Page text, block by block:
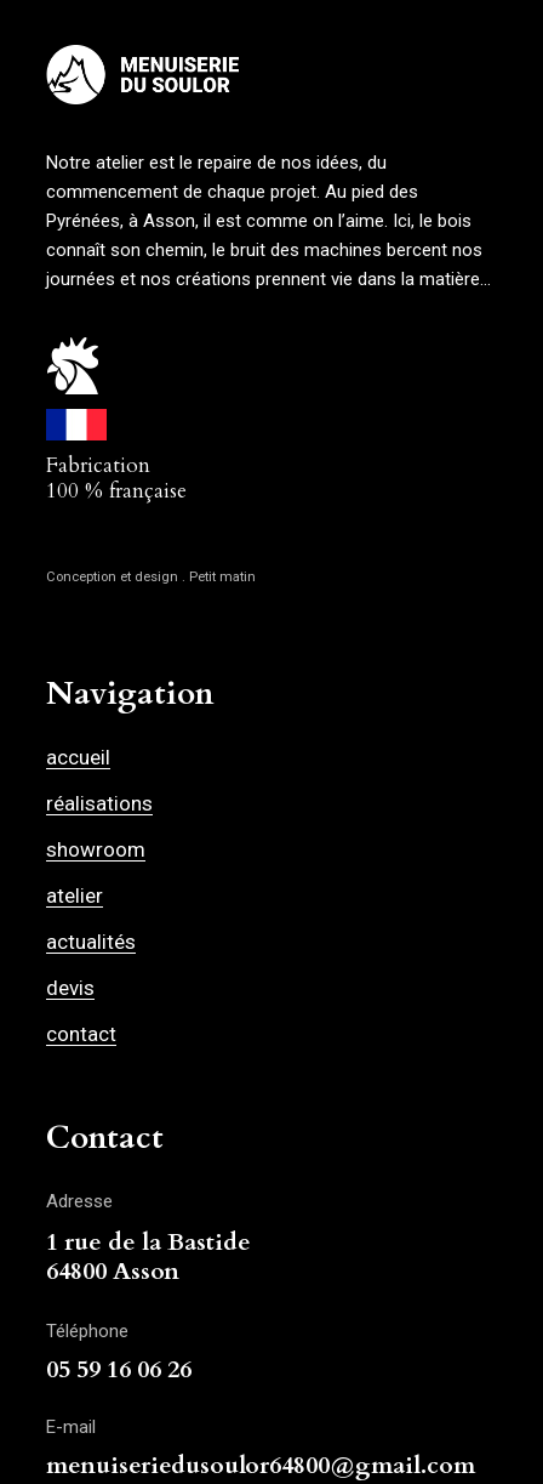
Notre atelier est le repaire de nos idées, du
commencement de chaque projet. Au pied des
Pyrénées, à Asson, il est comme on l’aime. Ici, le bois
connaît son chemin, le bruit des machines bercent nos
journées et nos créations prennent vie dans la matière…
Fabrication
100 % française
Conception et design . Petit matin
Navigation
accueil
réalisations
showroom
atelier
actualités
devis
contact
Contact
Adresse
1 rue de la Bastide
64800 Asson
Téléphone
05 59 16 06 26
E-mail
menuiseriedusoulor64800@gmail.com